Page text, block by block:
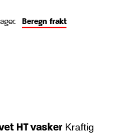
Beregn frakt
HT vasker Kraftig